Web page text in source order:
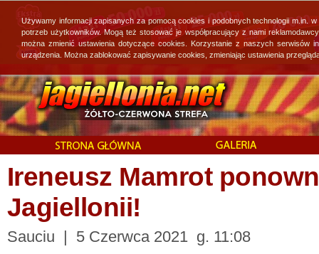
Ireneusz Mamrot
Jagiellonii!
Sauciu | 5 Czerwca 2021 g. 11:08
Używamy informacji zapisanych za pomocą cookies i podobnych technologii
potrzeb użytkowników. Mogą też stosować je współpracujący z nami
można zmienić ustawienia dotyczące cookies. Korzystanie z naszych
urządzenia. Można zablokować zapisywanie cookies, zmieniając ustawienia